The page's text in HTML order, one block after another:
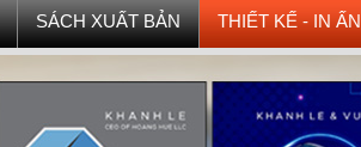
SÁCH XUẤT BẢN THIẾT KẾ - IN ẤN